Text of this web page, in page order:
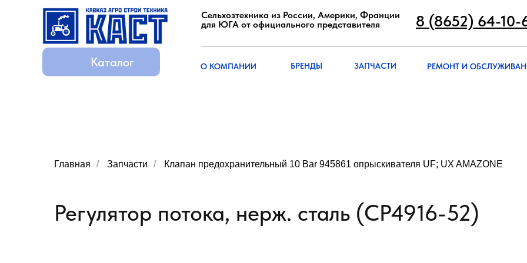
Сельхозтехника из России, Америки, Франции
для ЮГА от официального представителя
8 (8652) 64-10-
ЗАПЧАСТИ
Каталог РЕМОНТ И
БРЕНДЫ
О КОМПАНИИ
8 (8652) 64-10-
О КОМПАНИИ БРЭНДЫ
Каталог ЗАПЧАСТИ
Главная / Запчасти / Клапан предохранительный 10 Bar 945861 опрыскивателя UF; UX AMAZONE
Регулятор потока, нерж. сталь (CP4916-52)